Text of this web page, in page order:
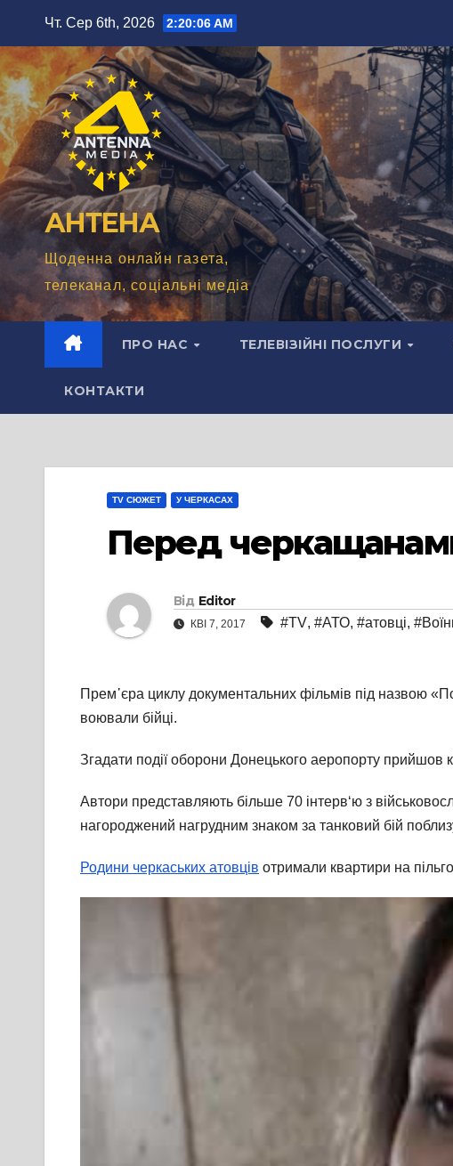
вмісту
Чт. Сер 6th, 2026 2:20:08 AM
АНТЕНА
Щоденна онлайн газета,
телеканал, соціальні медіа
ПРО НАС ТЕЛЕВІЗІЙНІ ПОСЛУГИ
КОНТАКТИ
TV СЮЖЕТ У ЧЕРКАСАХ
Перед
Від Editor
КВІ 7, 2017 #TV, #АТО, #атовці,
Прем᾽єра циклу документальних фільмів під назвою
воювали бійці.
Згадати події оборони Донецького аеропорту
Автори представляють більше 70 інтерв‘ю з
нагороджений нагрудним знаком за танковий бій
Родини черкаських атовців отримали квартири на